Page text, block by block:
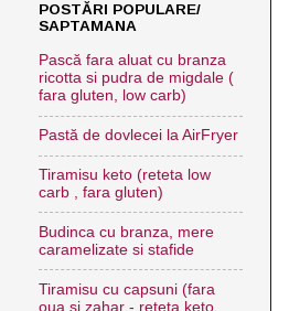
POSTĂRI POPULARE/
SAPTAMANA
Pască fara aluat cu branza
ricotta si pudra de migdale (
fara gluten, low carb)
Pastă de dovlecei la AirFryer
Tiramisu keto (reteta low
carb , fara gluten)
Budinca cu branza, mere
caramelizate si stafide
Tiramisu cu capsuni (fara
oua si zahar - reteta keto,